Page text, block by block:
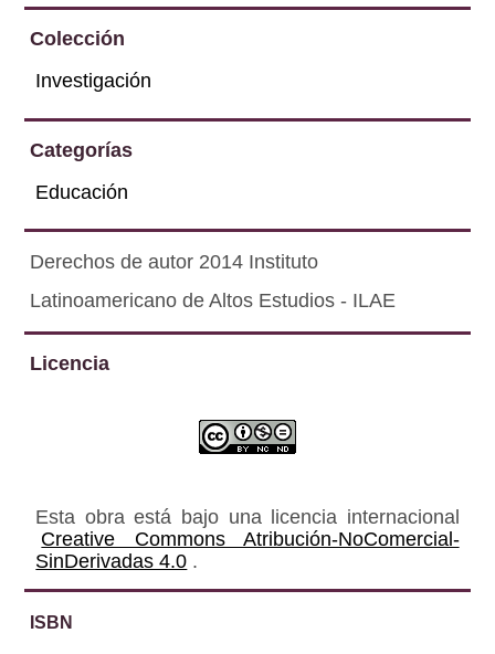
Colección
Investigación
Categorías
Educación
Derechos de autor 2014 Instituto
Latinoamericano de Altos Estudios - ILAE
Licencia
Esta obra está bajo una licencia internacional
Creative Commons Atribución-NoComercial-
SinDerivadas 4.0 .
ISBN